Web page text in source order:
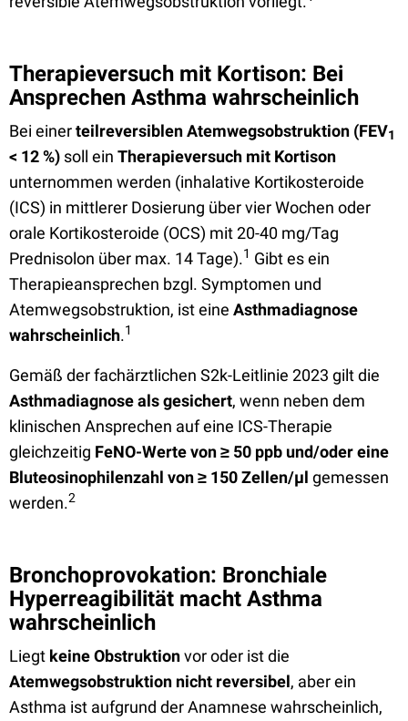
Therapieversuch mit Kortison: Bei
Ansprechen Asthma wahrscheinlich
Bei einerteilreversiblen Atemwegsobstruktion (FEV1
< 12 %) soll ein Therapieversuch mit Kortison
unternommen werden (inhalative Kortikosteroide
(ICS) in mittlerer Dosierung über vier Wochen oder
orale Kortikosteroide (OCS) mit 20-40 mg/Tag
Prednisolon über max. 14 Tage).1 Gibt es ein
Therapieansprechen bzgl. Symptomen und
Atemwegsobstruktion, ist eine Asthmadiagnose
wahrscheinlich.1
Gemäß der fachärztlichen S2k-Leitlinie 2023 gilt die
Asthmadiagnose als gesichert, wenn neben dem
klinischen Ansprechen auf eine ICS-Therapie
gleichzeitig FeNO-Werte von≥ 50 ppb und/oder eine
Bluteosinophilenzahl von≥ 150 Zellen/µl gemessen
werden.2
Bronchoprovokation: Bronchiale
Hyperreagibilität macht Asthma
wahrscheinlich
Liegt keine Obstruktionvor oder ist die
Atemwegsobstruktion nicht reversibel, aber ein
Asthma ist aufgrund der Anamnese wahrscheinlich,